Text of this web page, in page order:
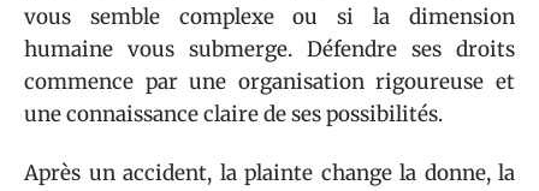
vous semble complexe ou si la dimension
humaine vous submerge. Défendre ses droits
commence par une organisation rigoureuse et
une connaissance claire de ses possibilités.
Après un accident, la plainte change la donne, la